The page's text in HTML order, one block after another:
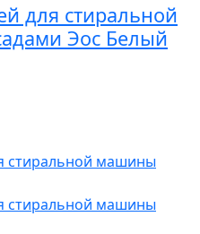
для стиральной
Эос Белый